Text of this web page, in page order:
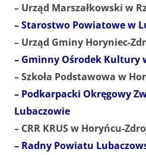
– Urząd Marszałkowski w
– Starostwo Powiatowe w
– Urząd Gminy Horyniec-
– Gminny Ośrodek Kultury
– Szkoła Podstawowa w
– Podkarpacki Okręgowy
Lubaczowie
– CRR KRUS w Horyńcu-
– Radny Powiatu